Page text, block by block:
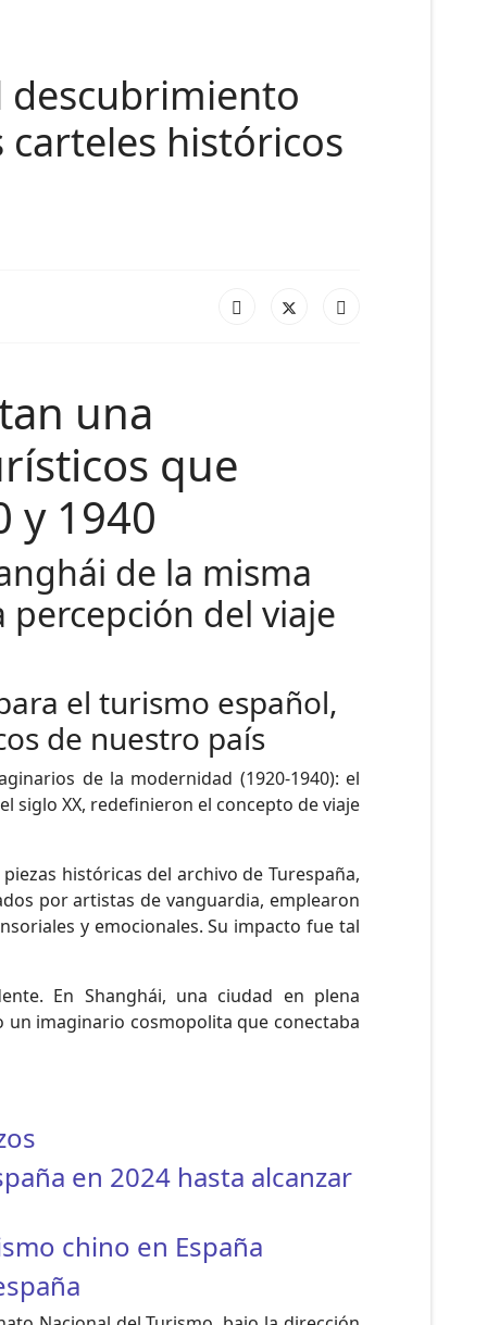
descubrimiento
carteles históricos
una
que
y 1940
de la misma
del viaje
el turismo español,
de nuestro país
de la modernidad (1920-1940): el
siglo XX, redefinieron el concepto de viaje
históricas del archivo de Turespaña,
por artistas de vanguardia, emplearon
y emocionales. Su impacto fue tal
En Shanghái, una ciudad en plena
imaginario cosmopolita que conectaba
en 2024 hasta alcanzar
chino en España